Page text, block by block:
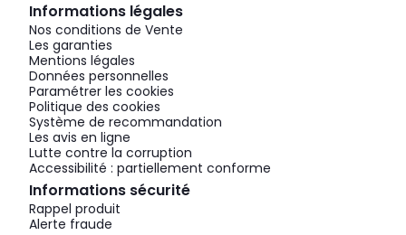
Informations légales
Nos conditions de Vente
Les garanties
Mentions légales
Données personnelles
Paramétrer les cookies
Politique des cookies
Système de recommandation
Les avis en ligne
Lutte contre la corruption
Accessibilité : partiellement conforme
Informations sécurité
Rappel produit
Alerte fraude